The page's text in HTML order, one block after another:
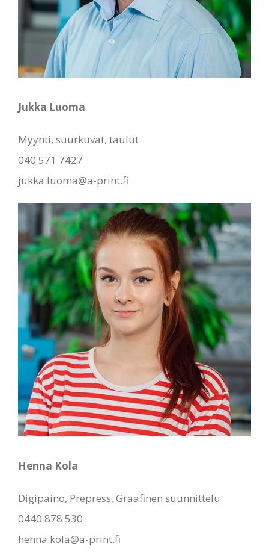
Jukka Luoma
Myynti, suurkuvat, taulut
040 571 7427
jukka.luoma@a-print.fi
Henna Kola
Digipaino, Prepress, Graafinen suunnittelu
0440 878 530
henna.kola@a-print.fi